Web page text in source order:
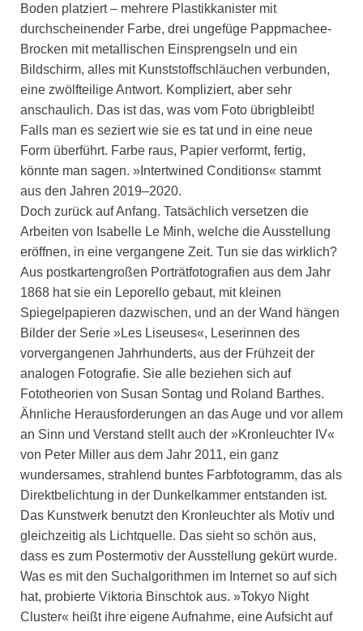
Boden platziert – mehrere Plastikkanister mit
durchscheinender Farbe, drei ungefüge Pappmachee-
Brocken mit metallischen Einsprengseln und ein
Bildschirm, alles mit Kunststoffschläuchen verbunden,
eine zwölfteilige Antwort. Kompliziert, aber sehr
anschaulich. Das ist das, was vom Foto übrigbleibt!
Falls man es seziert wie sie es tat und in eine neue
Form überführt. Farbe raus, Papier verformt, fertig,
könnte man sagen. »Intertwined Conditions« stammt
aus den Jahren 2019–2020.
Doch zurück auf Anfang. Tatsächlich versetzen die
Arbeiten von Isabelle Le Minh, welche die Ausstellung
eröffnen, in eine vergangene Zeit. Tun sie das wirklich?
Aus postkartengroßen Porträtfotografien aus dem Jahr
1868 hat sie ein Leporello gebaut, mit kleinen
Spiegelpapieren dazwischen, und an der Wand hängen
Bilder der Serie »Les Liseuses«, Leserinnen des
vorvergangenen Jahrhunderts, aus der Frühzeit der
analogen Fotografie. Sie alle beziehen sich auf
Fototheorien von Susan Sontag und Roland Barthes.
Ähnliche Herausforderungen an das Auge und vor allem
an Sinn und Verstand stellt auch der »Kronleuchter IV«
von Peter Miller aus dem Jahr 2011, ein ganz
wundersames, strahlend buntes Farbfotogramm, das als
Direktbelichtung in der Dunkelkammer entstanden ist.
Das Kunstwerk benutzt den Kronleuchter als Motiv und
gleichzeitig als Lichtquelle. Das sieht so schön aus,
dass es zum Postermotiv der Ausstellung gekürt wurde.
Was es mit den Suchalgorithmen im Internet so auf sich
hat, probierte Viktoria Binschtok aus. »Tokyo Night
Cluster« heißt ihre eigene Aufnahme, eine Aufsicht auf